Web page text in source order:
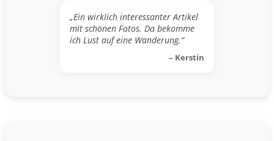
„Ein wirklich interessanter Artikel
mit schönen Fotos. Da bekomme
ich Lust auf eine Wanderung.“
– Kerstin